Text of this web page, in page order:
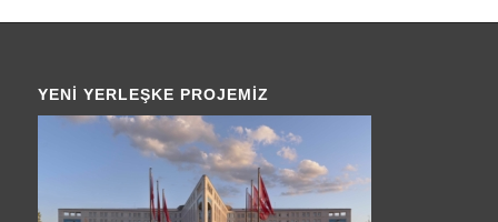
YENI YERLEŞKE PROJEMIZ